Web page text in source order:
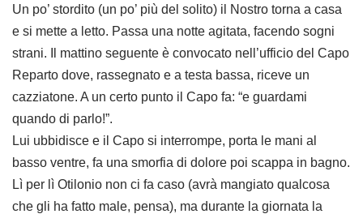
Un po’ stordito (un po’ più del solito) il Nostro torna a casa
e si mette a letto. Passa una notte agitata, facendo sogni
strani. Il mattino seguente è convocato nell’ufficio del Capo
Reparto dove, rassegnato e a testa bassa, riceve un
cazziatone. A un certo punto il Capo fa: “e guardami
quando di parlo!”.
Lui ubbidisce e il Capo si interrompe, porta le mani al
basso ventre, fa una smorfia di dolore poi scappa in bagno.
Lì per lì Otilonio non ci fa caso (avrà mangiato qualcosa
che gli ha fatto male, pensa), ma durante la giornata la